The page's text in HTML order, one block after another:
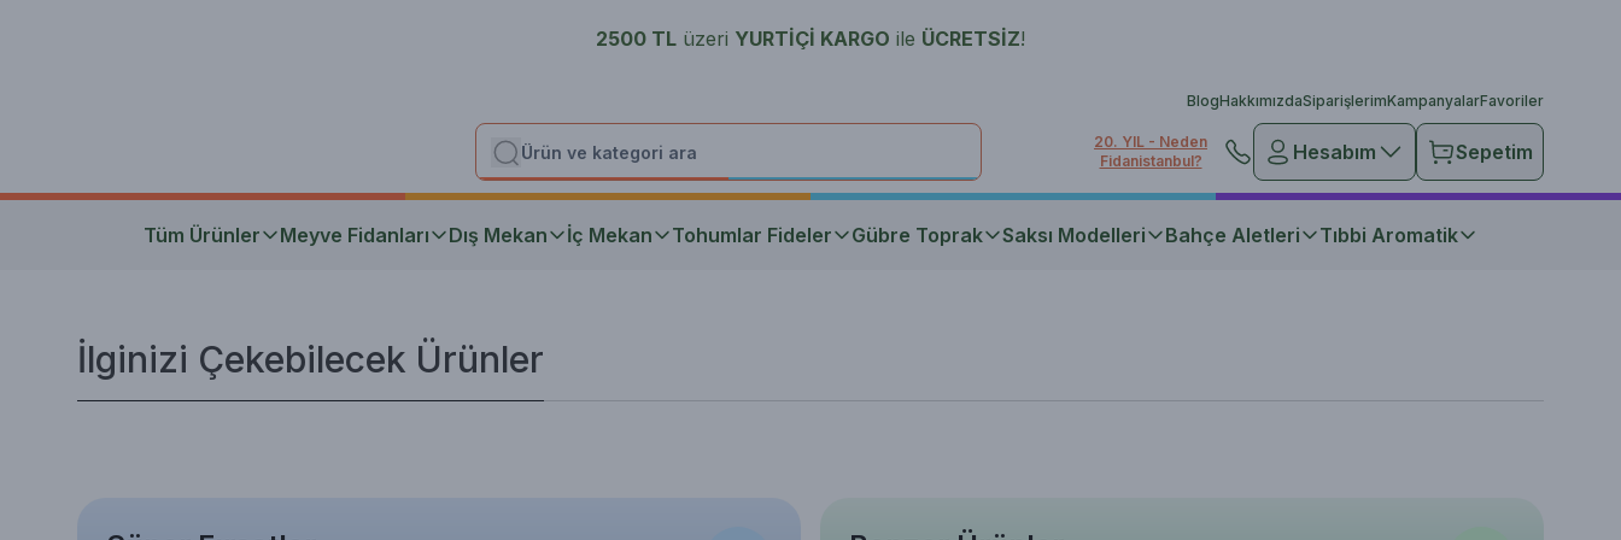
2500 TL üzeri YURTİÇİ KARGO ile ÜCRETSİZ!
BlogHakkımızdaSiparişlerimKampanyalarFavoriler
20. YIL - Neden
Fidanistanbul?
Hesabım Sepetim
Tüm Ürünler Meyve Fidanları Dış Mekan İç Mekan Tohumlar Fideler Gübre Toprak Saksı Modelleri Bahçe Aletleri Tıbbi Aromatik
İlginizi Çekebilecek Ürünler